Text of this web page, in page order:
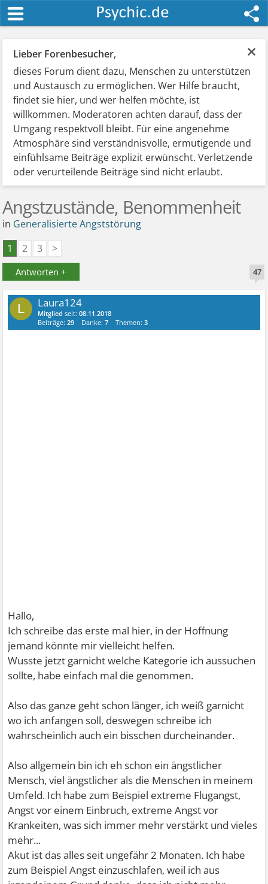
×
Lieber Forenbesucher,
dieses Forum dient dazu, Menschen zu unterstützen
und Austausch zu ermöglichen. Wer Hilfe braucht,
findet sie hier, und wer helfen möchte, ist
willkommen. Moderatoren achten darauf, dass der
Umgang respektvoll bleibt. Für eine angenehme
Atmosphäre sind verständnisvolle, ermutigende und
einfühlsame Beiträge explizit erwünscht. Verletzende
oder verurteilende Beiträge sind nicht erlaubt.
Angstzustände, Benommenheit
in Generalisierte Angststörung
1
2 3 >
Antworten + 47
L Laura124
Mitglied seit:08.11.2018
Beiträge:29 Danke:7 Themen:3
Hallo,
Ich schreibe das erste mal hier, in der Hoffnung
jemand könnte mir vielleicht helfen.
Wusste jetzt garnicht welche Kategorie ich aussuchen
sollte, habe einfach mal die genommen.
Also das ganze geht schon länger, ich weiß garnicht
wo ich anfangen soll, deswegen schreibe ich
wahrscheinlich auch ein bisschen durcheinander.
Also allgemein bin ich eh schon ein ängstlicher
Mensch, viel ängstlicher als die Menschen in meinem
Umfeld. Ich habe zum Beispiel extreme Flugangst,
Angst vor einem Einbruch, extreme Angst vor
Krankeiten, was sich immer mehr verstärkt und vieles
mehr...
Akut ist das alles seit ungefähr 2 Monaten. Ich habe
zum Beispiel Angst einzuschlafen, weil ich aus